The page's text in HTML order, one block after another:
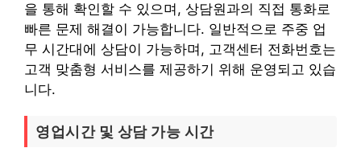
을 통해 확인할 수 있으며, 상담원과의 직접 통화로
빠른 문제 해결이 가능합니다. 일반적으로 주중 업
무 시간대에 상담이 가능하며, 고객센터 전화번호는
고객 맞춤형 서비스를 제공하기 위해 운영되고 있습
니다.
영업시간 및 상담 가능 시간